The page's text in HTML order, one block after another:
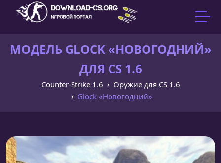
МОДЕЛЬ GLOCK «НОВОГОДНИЙ»
ДЛЯ CS 1.6
Counter-Strike 1.6
Оружие для CS 1.6
Glock «Новогодний»